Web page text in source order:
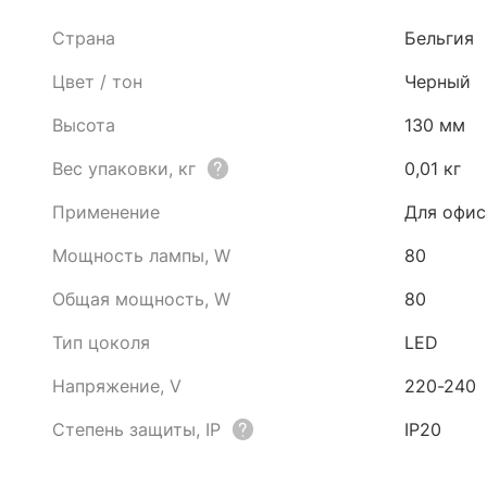
Страна
Бельгия
Цвет / тон
Черный
Высота
130 мм
Вес упаковки, кг
0,01 кг
Применение
Для
Мощность лампы, W
80
Общая мощность, W
80
Тип цоколя
LED
Напряжение, V
220-240
Степень защиты, IP
IP20